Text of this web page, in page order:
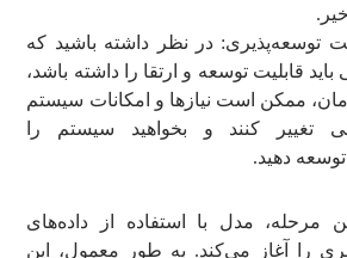
توسعه‌پذیری: در نظر داشته باشید که
باید قابلیت توسعه و ارتقا را داشته باشد،
ممکن است نیازها و امکانات سیستم
کنند و بخواهید سیستم را
دهید.
مرحله، مدل با استفاده از داده‌های
را آغاز می‌کند. به طور معمول، این